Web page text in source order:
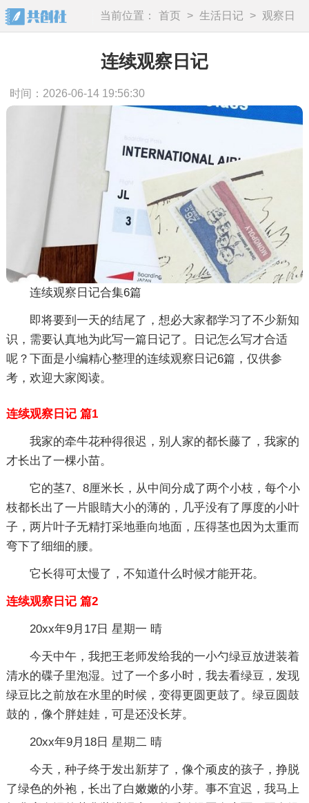
当前位置： 首页 > 生活日记 >
观察日
记
连续观察日记
时间：2026-06-14 19:56:30
连续观察日记合集6篇
即将要到一天的结尾了，想必大家都学习了不少新知
识，需要认真地为此写一篇日记了。日记怎么写才合适
呢？下面是小编精心整理的连续观察日记6篇，仅供参
考，欢迎大家阅读。
连续观察日记 篇1
我家的牵牛花种得很迟，别人家的都长藤了，我家的
才长出了一棵小苗。
它的茎7、8厘米长，从中间分成了两个小枝，每个小
枝都长出了一片眼睛大小的薄的，几乎没有了厚度的小叶
子，两片叶子无精打采地垂向地面，压得茎也因为太重而
弯下了细细的腰。
它长得可太慢了，不知道什么时候才能开花。
连续观察日记 篇2
20xx年9月17日 星期一 晴
今天中午，我把王老师发给我的一小勺绿豆放进装着
清水的碟子里泡湿。过了一个多小时，我去看绿豆，发现
绿豆比之前放在水里的时候，变得更圆更鼓了。绿豆圆鼓
鼓的，像个胖娃娃，可是还没长芽。
20xx年9月18日 星期二 晴
今天，种子终于发出新芽了，像个顽皮的孩子，挣脱
了绿色的外袍，长出了白嫩嫩的小芽。事不宜迟，我马上